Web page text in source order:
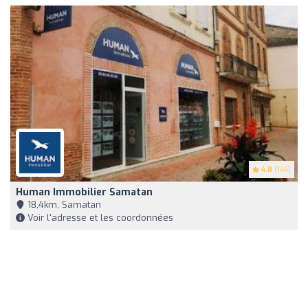
4.8 (144)
Human Immobilier Samatan
18,4km, Samatan
Voir l'adresse et les coordonnées